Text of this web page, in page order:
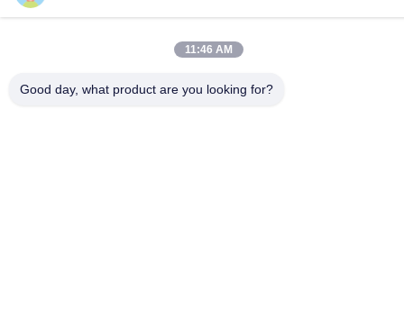
11:46 AM
Good day, what product are you looking for?